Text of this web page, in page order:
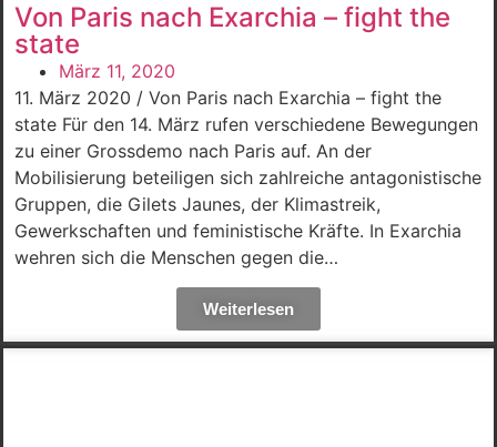
Von Paris nach Exarchia – fight the
state
März 11, 2020
11. März 2020 / Von Paris nach Exarchia – fight the
state Für den 14. März rufen verschiedene Bewegungen
zu einer Grossdemo nach Paris auf. An der
Mobilisierung beteiligen sich zahlreiche antagonistische
Gruppen, die Gilets Jaunes, der Klimastreik,
Gewerkschaften und feministische Kräfte. In Exarchia
wehren sich die Menschen gegen die…
Weiterlesen